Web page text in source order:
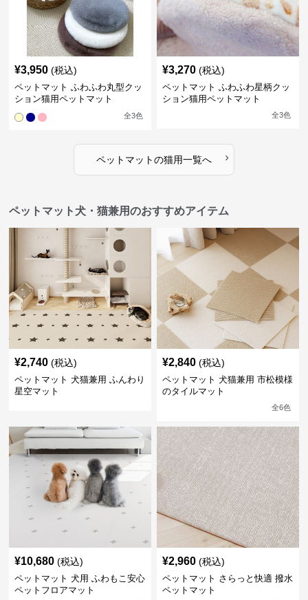
¥3,950 (税込)
ペットマット ふわふわ丸型クッ
ション猫用ペットマット
全3色
¥3,270 (税込)
ペットマット ふわふわ星柄クッ
ション猫用ペットマット
全3色
ペットマットの猫用一覧へ ›
ペットマット犬・猫兼用のおすすめアイテム
¥2,740 (税込)
ペットマット 犬猫兼用 ふんわり
星空マット
¥2,840 (税込)
ペットマット 犬猫兼用 市松模様
のタイルマット
全6色
¥10,680 (税込)
ペットマット 犬用 ふわもこ安心
ペットフロアマット
¥2,960 (税込)
ペットマット さらっと快適 撥水
ペットマット